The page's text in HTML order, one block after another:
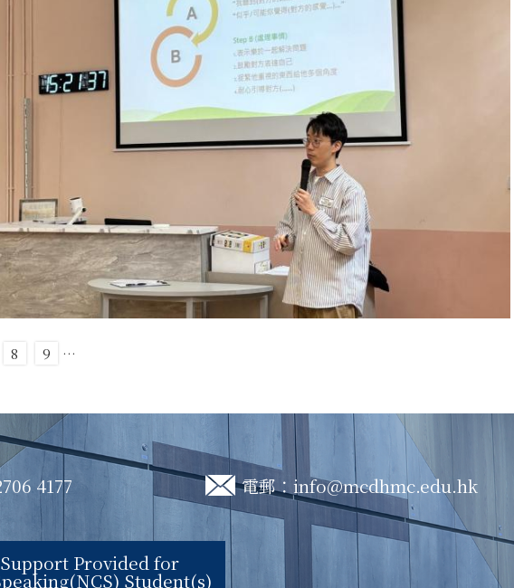
「Teen使行動計劃」— 教職員講座
和非教職員講座
8 9 …
4177 電郵： info@mcdhmc.edu.hk
Provided for
Student(s)